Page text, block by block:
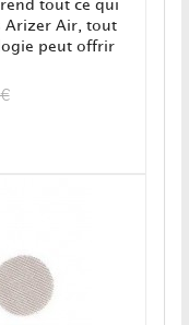
tout ce qui
Arizer Air, tout
peut offrir